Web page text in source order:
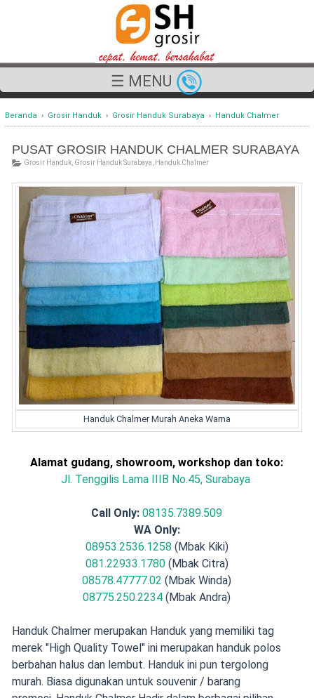
☰ MENU
Beranda › Grosir Handuk › Grosir Handuk Surabaya › Handuk Chalmer
PUSAT GROSIR HANDUK CHALMER SURABAYA
Grosir Handuk, Grosir Handuk Surabaya Handuk Chalmer
Handuk Chalmer Murah Aneka Warna
Alamat gudang, showroom, workshop dan toko:
Jl. Tenggilis Lama IIIB No.45, Surabaya
Call Only: 08135.7389.509
WA Only:
08953.2536.1258 (Mbak Kiki)
081.22933.1780(Mbak Citra)
08578.47777.02 (Mbak Winda)
08775.250.2234 (Mbak Andra)
Handuk Chalmer merupakan Handuk yang memiliki tag
merek "High Quality Towel" ini merupakan handuk polos
berbahan halus dan lembut. Handuk ini pun tergolong
murah. Biasa digunakan untuk souvenir / barang